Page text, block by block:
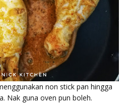
non stick pan hingga
Nak guna oven pun boleh.